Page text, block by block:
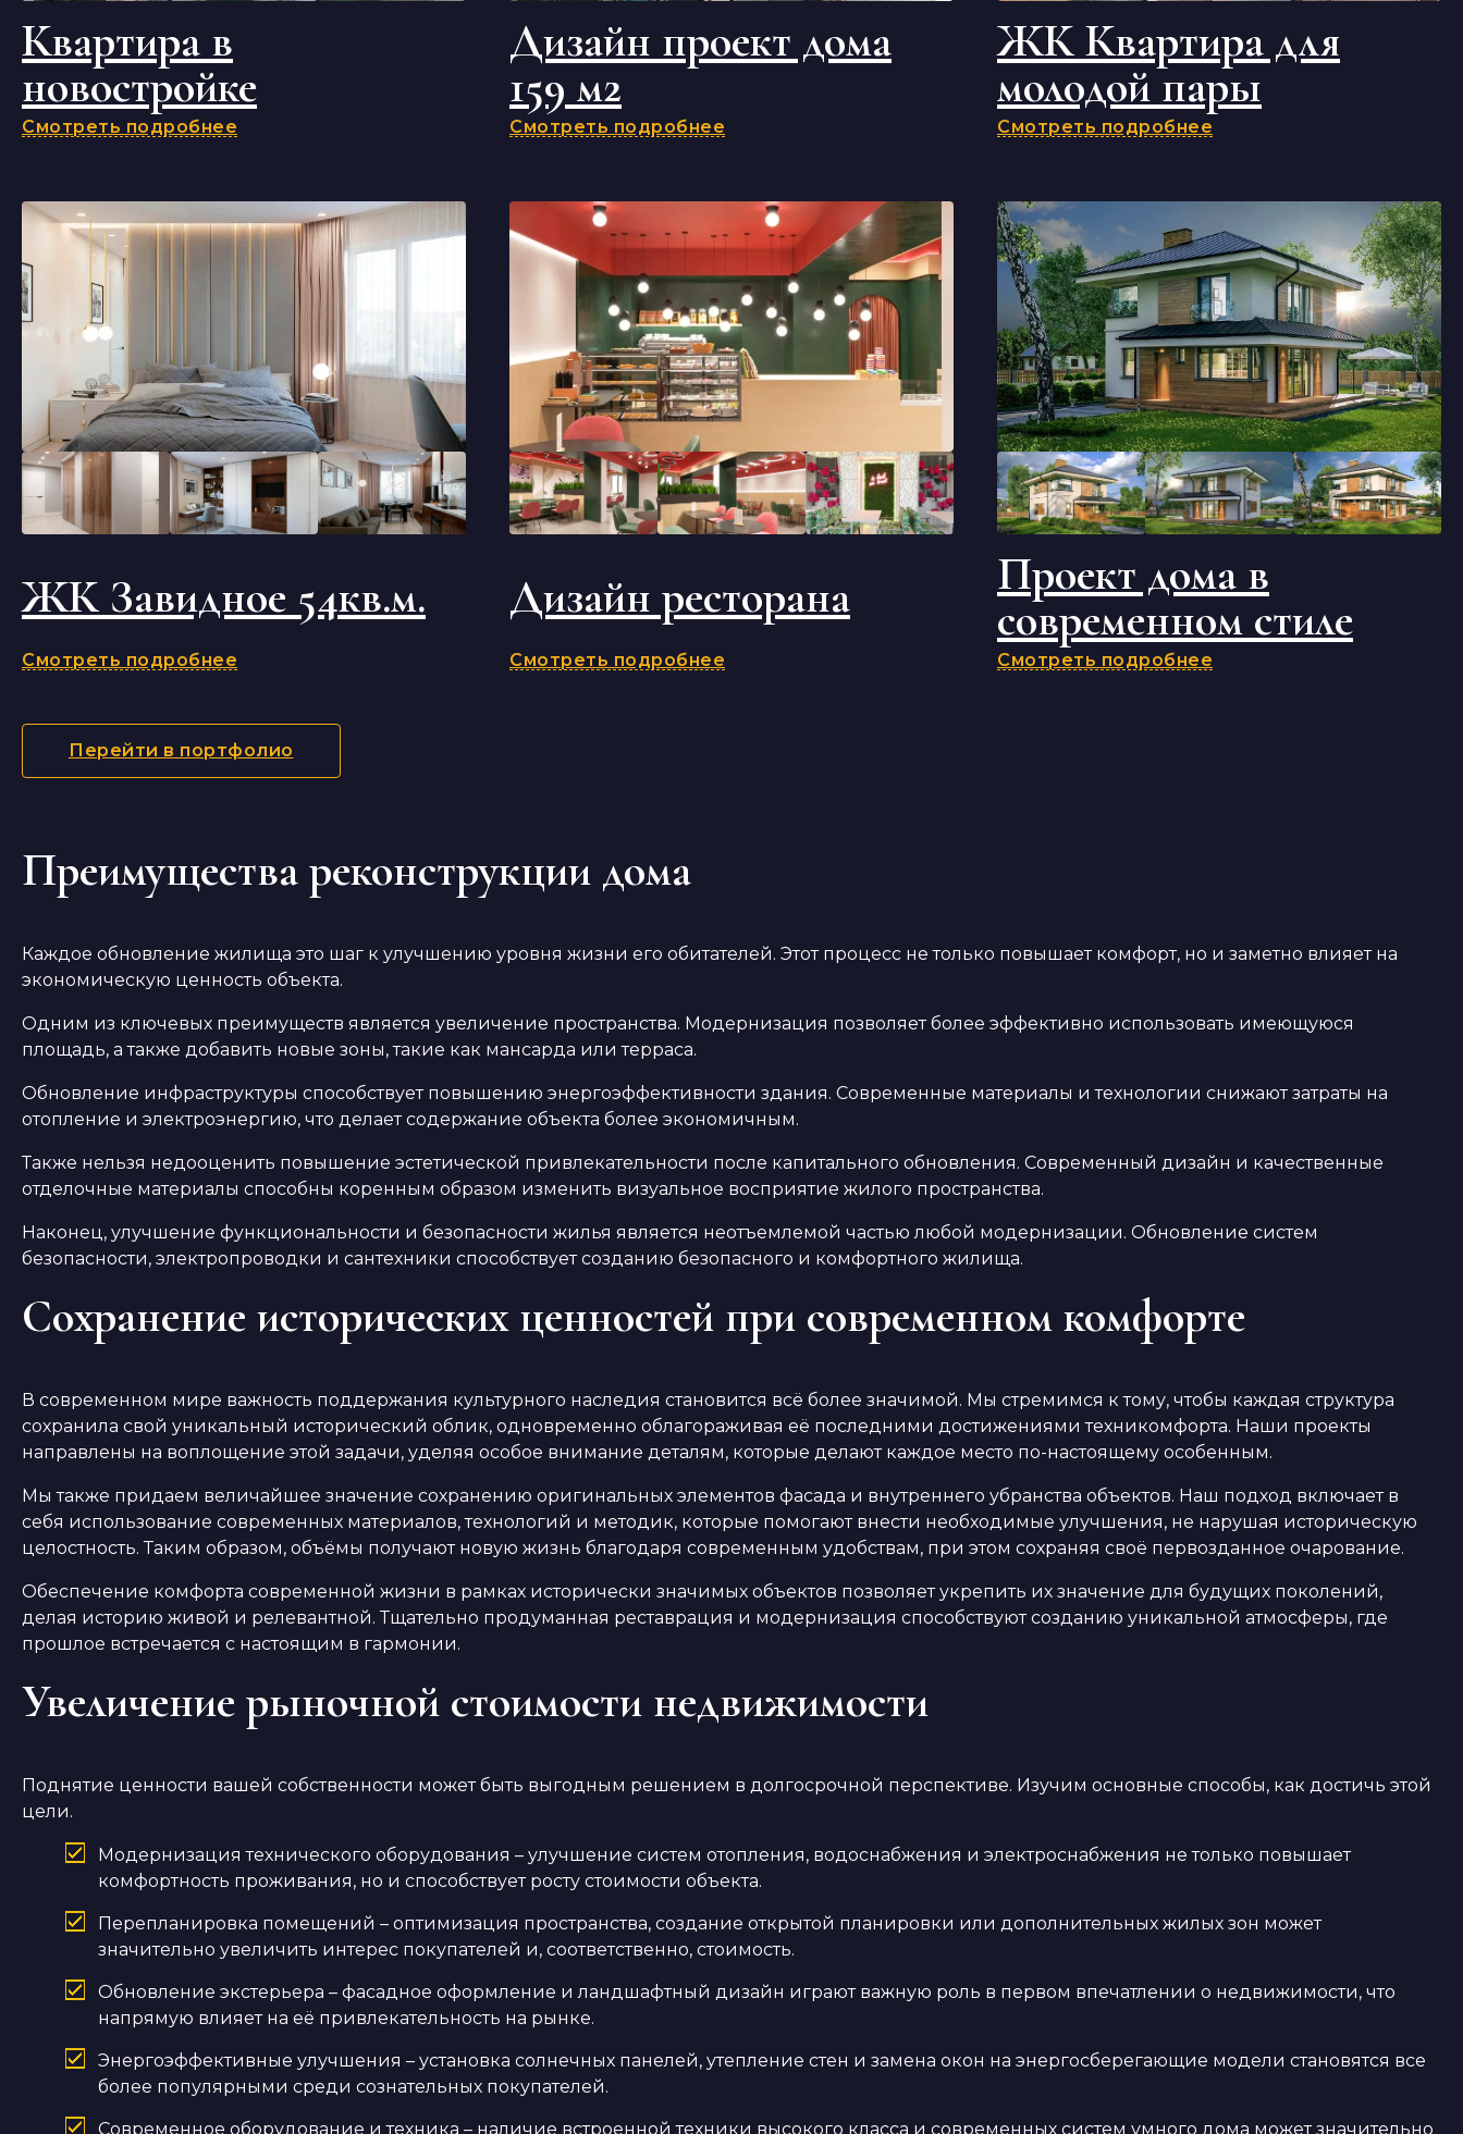
Квартира в
новостройке
Смотреть подробнее
Дизайн проект дома
159 м2
Смотреть подробнее
ЖК Квартира для
молодой пары
Смотреть подробнее
ЖК Завидное 54кв.м.
Смотреть подробнее
Дизайн ресторана
Смотреть подробнее
Проект дома в
современном стиле
Смотреть подробнее
Перейти в портфолио
Преимущества реконструкции дома
Каждое обновление жилища это шаг к улучшению уровня жизни его обитателей. Этот процесс не только повышает комфорт, но и заметно влияет на
экономическую ценность объекта.
Одним из ключевых преимуществ является увеличение пространства. Модернизация позволяет более эффективно использовать имеющуюся
площадь, а также добавить новые зоны, такие как мансарда или терраса.
Обновление инфраструктуры способствует повышению энергоэффективности здания. Современные материалы и технологии снижают затраты на
отопление и электроэнергию, что делает содержание объекта более экономичным.
Также нельзя недооценить повышение эстетической привлекательности после капитального обновления. Современный дизайн и качественные
отделочные материалы способны коренным образом изменить визуальное восприятие жилого пространства.
Наконец, улучшение функциональности и безопасности жилья является неотъемлемой частью любой модернизации. Обновление систем
безопасности, электропроводки и сантехники способствует созданию безопасного и комфортного жилища.
Сохранение исторических ценностей при современном комфорте
В современном мире важность поддержания культурного наследия становится всё более значимой. Мы стремимся к тому, чтобы каждая структура
сохранила свой уникальный исторический облик, одновременно облагораживая её последними достижениями техникомфорта. Наши проекты
направлены на воплощение этой задачи, уделяя особое внимание деталям, которые делают каждое место по-настоящему особенным.
Мы также придаем величайшее значение сохранению оригинальных элементов фасада и внутреннего убранства объектов. Наш подход включает в
себя использование современных материалов, технологий и методик, которые помогают внести необходимые улучшения, не нарушая историческую
целостность. Таким образом, объёмы получают новую жизнь благодаря современным удобствам, при этом сохраняя своё первозданное очарование.
Обеспечение комфорта современной жизни в рамках исторически значимых объектов позволяет укрепить их значение для будущих поколений,
делая историю живой и релевантной. Тщательно продуманная реставрация и модернизация способствуют созданию уникальной атмосферы, где
прошлое встречается с настоящим в гармонии.
Увеличение рыночной стоимости недвижимости
Поднятие ценности вашей собственности может быть выгодным решением в долгосрочной перспективе. Изучим основные способы, как достичь этой
цели.
Модернизация технического оборудования – улучшение систем отопления, водоснабжения и электроснабжения не только повышает
комфортность проживания, но и способствует росту стоимости объекта.
Перепланировка помещений – оптимизация пространства, создание открытой планировки или дополнительных жилых зон может
значительно увеличить интерес покупателей и, соответственно, стоимость.
Обновление экстерьера – фасадное оформление и ландшафтный дизайн играют важную роль в первом впечатлении о недвижимости, что
напрямую влияет на её привлекательность на рынке.
Энергоэффективные улучшения – установка солнечных панелей, утепление стен и замена окон на энергосберегающие модели становятся все
более популярными среди сознательных покупателей.
Современное оборудование и техника – наличие встроенной техники высокого класса и современных систем умного дома может значительно